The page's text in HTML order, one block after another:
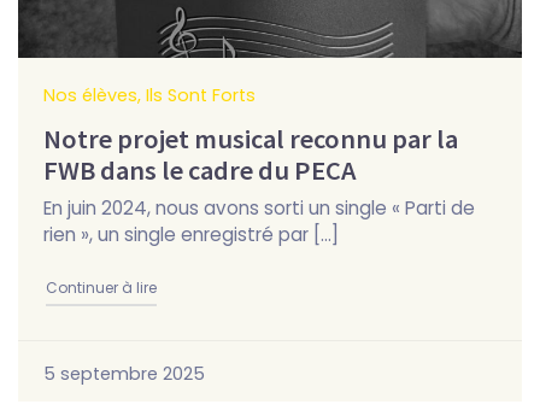
Notre projet musical reconnu par la
FWB dans le cadre du PECA
Nos élèves, Ils Sont Forts
En juin 2024, nous avons sorti un single « Parti de
rien », un single enregistré par […]
Continuer à lire"Notre projet musical reconnu par la FWB dans le
5 septembre 2025